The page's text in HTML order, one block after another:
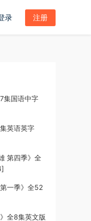
录 注册
集国语中字
英语英字
第四季》全
一季》全52
全8集英文版